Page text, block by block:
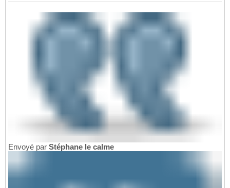
Envoyé par Stéphane le calme